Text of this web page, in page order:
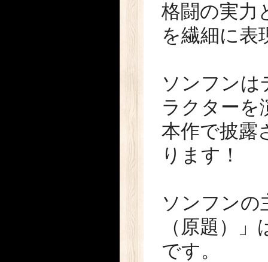
格闘の実力
を繊細に表
ソンフンは
ラクターを
本作で披露
ります！
ソンフンの
（原題）
です。